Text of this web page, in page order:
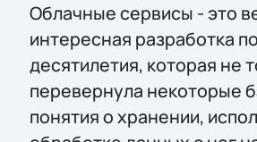
Облачные сервисы - это
интересная разработка
десятилетия, которая не
перевернула некоторые
понятия о хранении,